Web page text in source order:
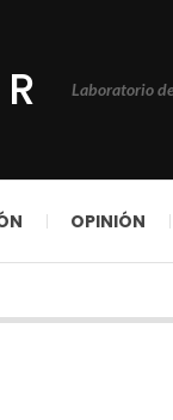
Laboratorio
OPINIÓN